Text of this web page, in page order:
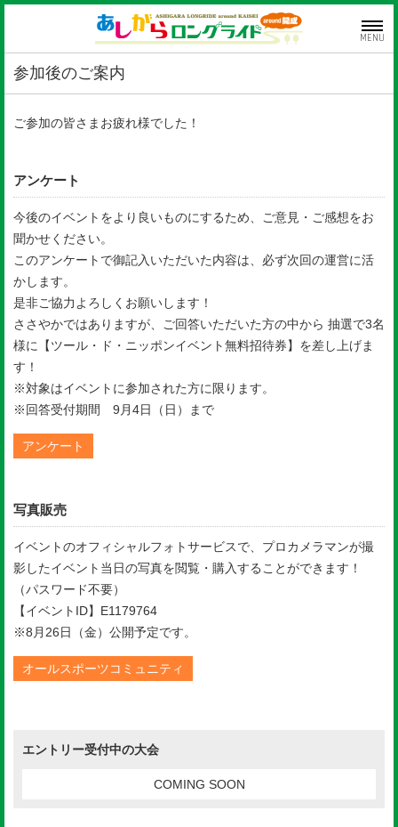
MENU
参加後のご案内
ご参加の皆さまお疲れ様でした！
アンケート
今後のイベントをより良いものにするため、ご意見・ご感想をお
聞かせください。
このアンケートで御記入いただいた内容は、必ず次回の運営に活
かします。
是非ご協力よろしくお願いします！
ささやかではありますが、ご回答いただいた方の中から 抽選で3名
様に【ツール・ド・ニッポンイベント無料招待券】を差し上げま
す！
※対象はイベントに参加された方に限ります。
※回答受付期間 9月4日（日）まで
アンケート
写真販売
イベントのオフィシャルフォトサービスで、プロカメラマンが撮
影したイベント当日の写真を閲覧・購入することができます！
（パスワード不要）
【イベントID】E1179764
※8月26日（金）公開予定です。
オールスポーツコミュニティ
エントリー受付中の大会
COMING SOON